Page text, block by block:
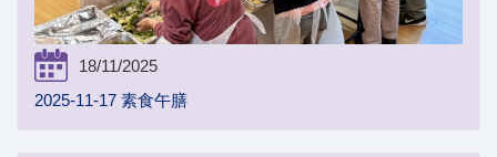
18/11/2025
2025-11-17 素食午膳